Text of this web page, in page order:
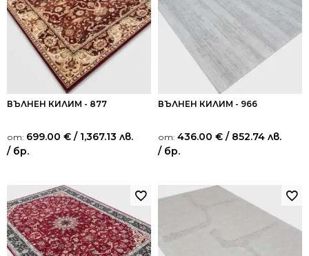
ВЪЛНЕН КИЛИМ - 877
от: 699.00 € / 1,367.13 лв.
/ бр.
ВЪЛНЕН КИЛИМ - 966
от: 436.00 € / 852.74 лв.
/ бр.